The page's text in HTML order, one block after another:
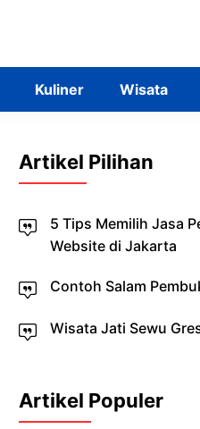
Kuliner Wisata
Artikel Pilihan
5 Tips Memilih Jasa
Website di Jakarta
Contoh Salam
Wisata Jati Sewu
Artikel Populer